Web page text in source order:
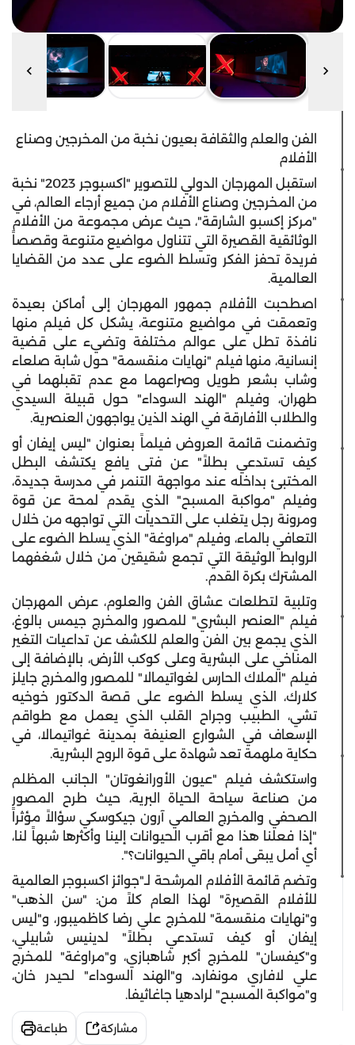
الفن والعلم والثقافة بعيون نخبة من المخرجين وصناع
الأفلام
استقبل المهرجان الدولي للتصوير "اكسبوجر 2023" نخبة
من المخرجين وصناع الأفلام من جميع أرجاء العالم، في
"مركز إكسبو الشارقة"، حيث عرض مجموعة من الأفلام
الوثائقية القصيرة التي تتناول مواضيع متنوعة وقصصاً
فريدة تحفز الفكر وتسلط الضوء على عدد من القضايا
العالمية.
اصطحبت الأفلام جمهور المهرجان إلى أماكن بعيدة
وتعمقت في مواضيع متنوعة، يشكل كل فيلم منها
نافذة تطل على عوالم مختلفة وتضيء على قضية
إنسانية، منها فيلم "نهايات منقسمة" حول شابة صلعاء
وشاب بشعر طويل وصراعهما مع عدم تقبلهما في
طهران، وفيلم "الهند السوداء" حول قبيلة السيدي
والطلاب الأفارقة في الهند الذين يواجهون العنصرية.
وتضمنت قائمة العروض فيلماً بعنوان "ليس إيفان أو
كيف تستدعي بطلاً" عن فتى يافع يكتشف البطل
المختبئ بداخله عند مواجهة التنمر في مدرسة جديدة،
وفيلم "مواكبة المسبح" الذي يقدم لمحة عن قوة
ومرونة رجل يتغلب على التحديات التي تواجهه من خلال
التعافي بالماء، وفيلم "مراوغة" الذي يسلط الضوء على
الروابط الوثيقة التي تجمع شقيقين من خلال شغفهما
المشترك بكرة القدم.
وتلبية لتطلعات عشاق الفن والعلوم، عرض المهرجان
فيلم "العنصر البشري" للمصور والمخرج جيمس بالوغ،
الذي يجمع بين الفن والعلم للكشف عن تداعيات التغير
المناخي على البشرية وعلى كوكب الأرض، بالإضافة إلى
فيلم "الملاك الحارس لغواتيمالا" للمصور والمخرج جايلز
كلارك، الذي يسلط الضوء على قصة الدكتور خوخيه
تشي، الطبيب وجراح القلب الذي يعمل مع طواقم
الإسعاف في الشوارع العنيفة بمدينة غواتيمالا، في
حكاية ملهمة تعد شهادة على قوة الروح البشرية.
واستكشف فيلم "عيون الأورانغوتان" الجانب المظلم
من صناعة سياحة الحياة البرية، حيث طرح المصور
الصحفي والمخرج العالمي آرون جيكوسكي سؤالاً مؤثراً
"إذا فعلنا هذا مع أقرب الحيوانات إلينا وأكثرها شبهاً لنا،
أي أمل يبقى أمام باقي الحيوانات؟".
وتضم قائمة الأفلام المرشحة لـ"جوائز اكسبوجر العالمية
للأفلام القصيرة" لهذا العام كلاً من: "سن الذهب"
و"نهايات منقسمة" للمخرج علي رضا كاظميبور، و"ليس
إيفان أو كيف تستدعي بطلاً" لدينيس شابيلي،
و"كيفسان" للمخرج أكبر شاهبازي، و"مراوغة" للمخرج
علي لافاري مونفارد، و"الهند السوداء" لحيدر خان،
و"مواكبة المسبح" لرادهيا جاغاثيفا.
مشاركة طباعة